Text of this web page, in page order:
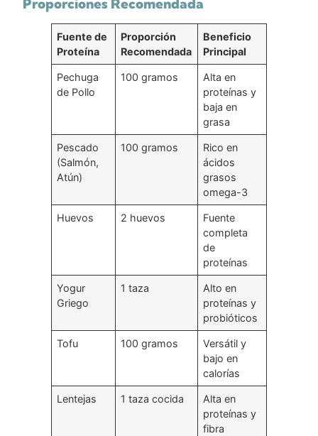
Proporciones Recomendada
Fuente de
Proteína
Proporción
Recomendada
Beneficio
Principal
Pechuga
de Pollo
100 gramos
Alta en
proteínas y
baja en
grasa
Pescado
(Salmón,
Atún)
100 gramos
Rico en
ácidos
grasos
omega-3
Huevos 2 huevos
Fuente
completa
de
proteínas
Yogur
Griego
1 taza
Alto en
proteínas y
probióticos
Tofu 100 gramos
Versátil y
bajo en
calorías
Lentejas 1 taza cocida
Alta en
proteínas y
fibra